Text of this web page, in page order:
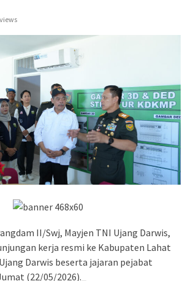
II/Swj, Mayjen TNI Ujang Darwis,
kerja resmi ke Kabupaten Lahat
Darwis beserta jajaran pejabat
(22/05/2026)._